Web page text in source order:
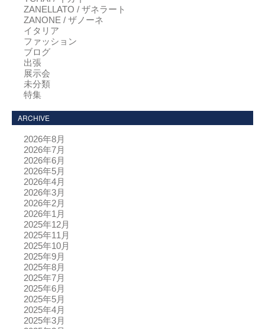
ZANELLATO / ザネラート
ZANONE / ザノーネ
イタリア
ファッション
ブログ
出張
展示会
未分類
特集
ARCHIVE
2026年8月
2026年7月
2026年6月
2026年5月
2026年4月
2026年3月
2026年2月
2026年1月
2025年12月
2025年11月
2025年10月
2025年9月
2025年8月
2025年7月
2025年6月
2025年5月
2025年4月
2025年3月